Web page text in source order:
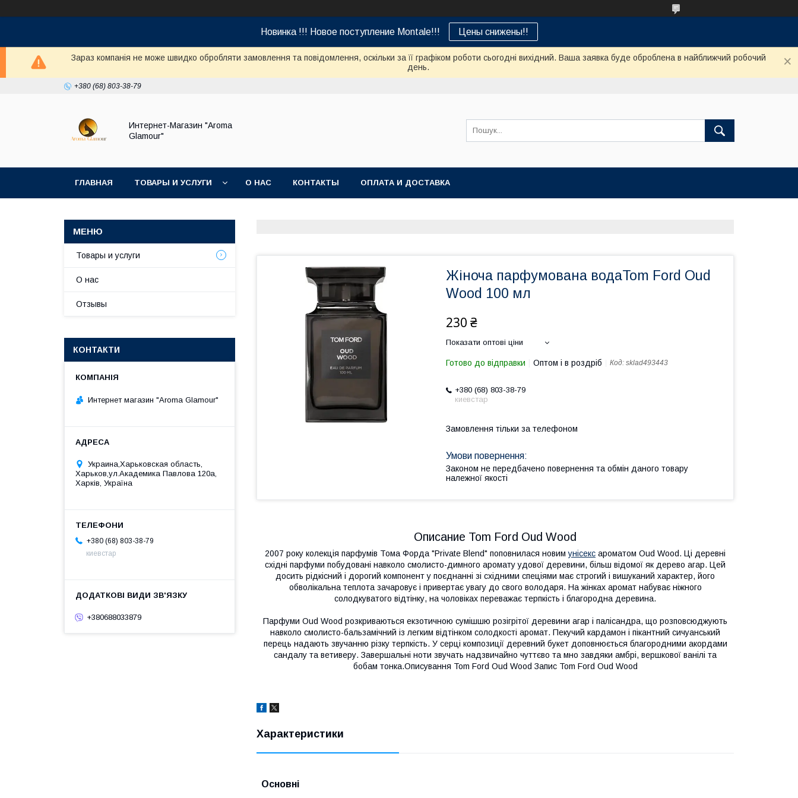
Новинка !!! Новое поступление Montale!!! Цены снижены!!
Зараз компанія не може швидко обробляти замовлення та повідомлення, оскільки за її графіком роботи сьогодні вихідний. Ваша заявка буде оброблена в найближчий робочий
день.
+380 (68) 803-38-79
Интернет-Магазин "Aroma
Glamour"
ГЛАВНАЯ ТОВАРЫ И УСЛУГИ О НАС КОНТАКТЫ ОПЛАТА И ДОСТАВКА
Жіноча парфумована водаTom Ford Oud
Wood 100 мл
230 ₴
Показати оптові ціни
Готово до відправки Оптом і в роздріб Код: sklad493443
+380 (68) 803-38-79
киевстар
Замовлення тільки за телефоном
Законом не передбачено повернення та обмін даного товару
належної якості
Описание Tom Ford Oud Wood
2007 року колекція парфумів Тома Форда "Private Blend" поповнилася новимунісекс ароматом Oud Wood. Ці деревні
східні парфуми побудовані навколо смолисто-димного аромату удової деревини, більш відомої як дерево агар. Цей
досить рідкісний і дорогий компонент у поєднанні зі східними спеціями має строгий і вишуканий характер, його
обволікальна теплота зачаровує і привертає увагу до свого володаря. На жінках аромат набуває ніжного
солодкуватого відтінку, на чоловіках переважає терпкість і благородна деревина.
Парфуми Oud Wood розкриваються екзотичною сумішшю розігрітої деревини агар і палісандра, що розповсюджують
навколо смолисто-бальзамічний із легким відтінком солодкості аромат. Пекучий кардамон і пікантний сичуанський
перець надають звучанню різку терпкість. У серці композиції деревний букет доповнюється благородними акордами
сандалу та ветиверу. Завершальні ноти звучать надзвичайно чуттєво та мно завдяки амбрі, вершкової ванілі та
бобам тонка.Описування Tom Ford Oud Wood Запис Tom Ford Oud Wood
Характеристики
Основні
Товары и услуги
О нас
Отзывы
КОНТАКТИ
Интернет магазин "Aroma Glamour"
Украина,Харьковская область,
Харьков,ул.Академика Павлова 120а,
Харків, Україна
+380 (68) 803-38-79
киевстар
+380688033879